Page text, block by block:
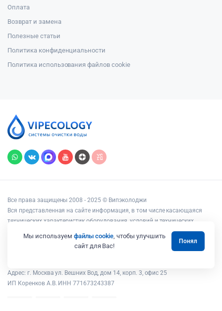
Оплата
Возврат и замена
Полезные статьи
Политика конфиденциальности
Политика использования файлов cookie
Все права защищены 2008 - 2025 © Випэколоджи
Вся представленная на сайте информация, в том числе касающаяся
технических характеристик оборудования, условий и технических
возможностей подключения, наличия на складе, стоимости товаров и
услуг, носит информационный характер и ни при каких условиях не
является публичной офертой, определяемой положениями статьи 437
Адрес: г. Москва ул. Вешних Вод, дом 14, корп. 3, офис 25
ИП Коренков А.В. ИНН 771673243387
Мы используем файлы cookie, чтобы улучшить
сайт для Вас!
Понял